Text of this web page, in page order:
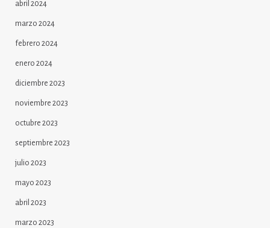
abril 2024
marzo 2024
febrero 2024
enero 2024
diciembre 2023
noviembre 2023
octubre 2023
septiembre 2023
julio 2023
mayo 2023
abril 2023
marzo 2023